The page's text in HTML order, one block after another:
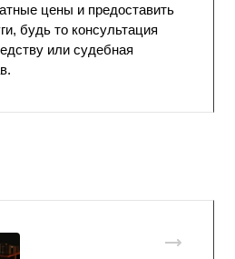
цены и предоставить
будь то консультация
или судебная